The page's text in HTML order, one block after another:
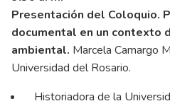
Presentación del Coloquio.
documental en un contexto
ambiental. Marcela Camargo
Universidad del Rosario.
Historiadora de la